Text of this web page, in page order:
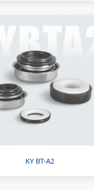
KY BT-A2